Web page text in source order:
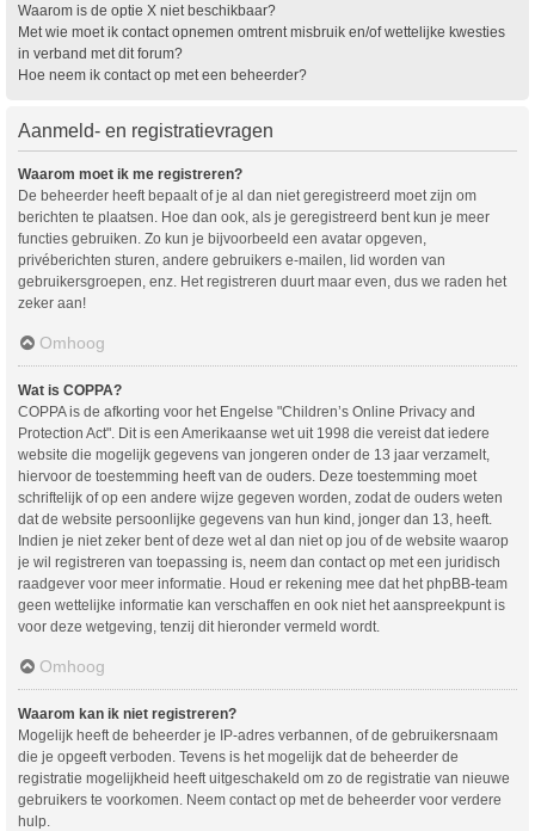
Waarom is de optie X niet beschikbaar?
Met wie moet ik contact opnemen omtrent misbruik en/of wettelijke kwesties
in verband met dit forum?
Hoe neem ik contact op met een beheerder?
Aanmeld- en registratievragen
Waarom moet ik me registreren?
De beheerder heeft bepaalt of je al dan niet geregistreerd moet zijn om
berichten te plaatsen. Hoe dan ook, als je geregistreerd bent kun je meer
functies gebruiken. Zo kun je bijvoorbeeld een avatar opgeven,
privéberichten sturen, andere gebruikers e-mailen, lid worden van
gebruikersgroepen, enz. Het registreren duurt maar even, dus we raden het
zeker aan!
Omhoog
Wat is COPPA?
COPPA is de afkorting voor het Engelse "Children’s Online Privacy and
Protection Act". Dit is een Amerikaanse wet uit 1998 die vereist dat iedere
website die mogelijk gegevens van jongeren onder de 13 jaar verzamelt,
hiervoor de toestemming heeft van de ouders. Deze toestemming moet
schriftelijk of op een andere wijze gegeven worden, zodat de ouders weten
dat de website persoonlijke gegevens van hun kind, jonger dan 13, heeft.
Indien je niet zeker bent of deze wet al dan niet op jou of de website waarop
je wil registreren van toepassing is, neem dan contact op met een juridisch
raadgever voor meer informatie. Houd er rekening mee dat het phpBB-team
geen wettelijke informatie kan verschaffen en ook niet het aanspreekpunt is
voor deze wetgeving, tenzij dit hieronder vermeld wordt.
Omhoog
Waarom kan ik niet registreren?
Mogelijk heeft de beheerder je IP-adres verbannen, of de gebruikersnaam
die je opgeeft verboden. Tevens is het mogelijk dat de beheerder de
registratie mogelijkheid heeft uitgeschakeld om zo de registratie van nieuwe
gebruikers te voorkomen. Neem contact op met de beheerder voor verdere
hulp.